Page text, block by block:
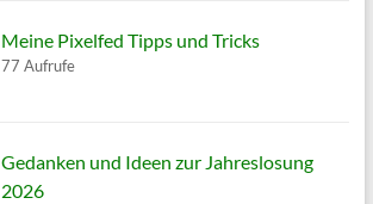
Meine Pixelfed Tipps und Tricks
77 Aufrufe
Gedanken und Ideen zur Jahreslosung
2026